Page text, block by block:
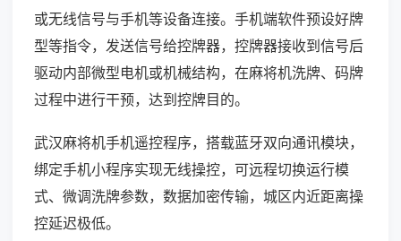
或无线信号与手机等设备连接。手机端软件预设好牌
型等指令，发送信号给控牌器，控牌器接收到信号后
驱动内部微型电机或机械结构，在麻将机洗牌、码牌
过程中进行干预，达到控牌目的。
武汉麻将机手机遥控程序，搭载蓝牙双向通讯模块，
绑定手机小程序实现无线操控，可远程切换运行模
式、微调洗牌参数，数据加密传输，城区内近距离操
控延迟极低。